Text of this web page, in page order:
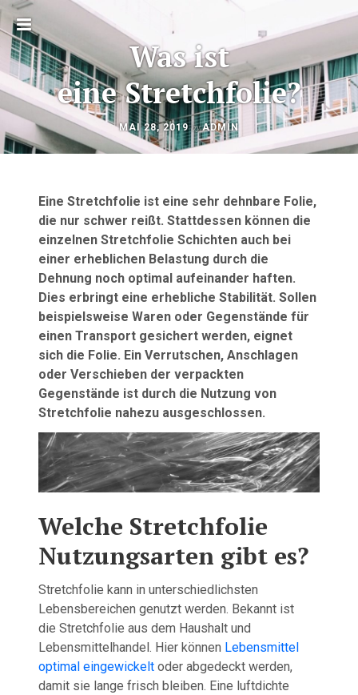
Toggle
sidebar
Was ist
eine Stretchfolie?
MAI 28, 2019OKTOBER
23,
byADMIN
Beitragsnavigation
Eine Stretchfolie ist eine sehr dehnbare Folie,
die nur schwer reißt. Stattdessen können die
einzelnen Stretchfolie Schichten auch bei
einer erheblichen Belastung durch die
Dehnung noch optimal aufeinander haften.
Dies erbringt eine erhebliche Stabilität. Sollen
beispielsweise Waren oder Gegenstände für
einen Transport gesichert werden, eignet
sich die Folie. Ein Verrutschen, Anschlagen
oder Verschieben der verpackten
Gegenstände ist durch die Nutzung von
Stretchfolie nahezu ausgeschlossen.
Welche Stretchfolie
Nutzungsarten gibt es?
Stretchfolie kann in unterschiedlichsten
Lebensbereichen genutzt werden. Bekannt ist
die Stretchfolie aus dem Haushalt und
Lebensmittelhandel. Hier können Lebensmittel
optimal eingewickelt oder abgedeckt werden,
damit sie lange frisch bleiben. Eine luftdichte